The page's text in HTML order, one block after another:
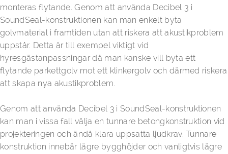
monteras flytande. Genom att använda Decibel 3 i
SoundSeal-konstruktionen kan man enkelt byta
golvmaterial i framtiden utan att riskera att akustikproblem
uppstår. Detta är till exempel viktigt vid
hyresgästanpassningar då man kanske vill byta ett
flytande parkettgolv mot ett klinkergolv och därmed riskera
att skapa nya akustikproblem.
Genom att använda Decibel 3 i SoundSeal-konstruktionen
kan man i vissa fall välja en tunnare betongkonstruktion vid
projekteringen och ändå klara uppsatta ljudkrav. Tunnare
konstruktion innebär lägre bygghöjder och vanligtvis lägre